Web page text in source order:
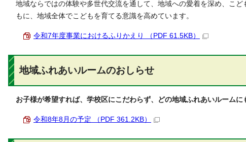
地域ならではの体験や多世代交流を通して、地域への愛着を深め、こ
もに、地域全体でこどもを育てる意識を高めています。
令和7年度事業におけるふりかえり （PDF 61.5KB）
地域ふれあいルームのおしらせ
お子様が希望すれば、学校区にこだわらず、どの地域ふれあいルーム
令和8年8月の予定 （PDF 361.2KB）